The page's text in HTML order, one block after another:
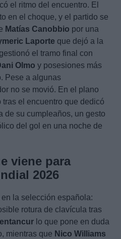
el ritmo del encuentro. El
en el choque, y el partido se
Matías Canobbio por una
Laporte que dejó a la
el tramo final con
Olmo y posesiones más
Pese a algunas
no se movió. En el plano
el encuentro que dedicó
de su cumpleaños, un gesto
del gol en una noche de
viene para
2026
la selección española:
rotura de clavícula tras
lo que pone en duda
mientras que Nico Williams